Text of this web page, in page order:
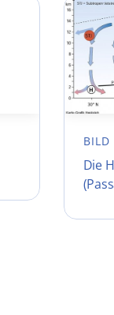
BILD
Die